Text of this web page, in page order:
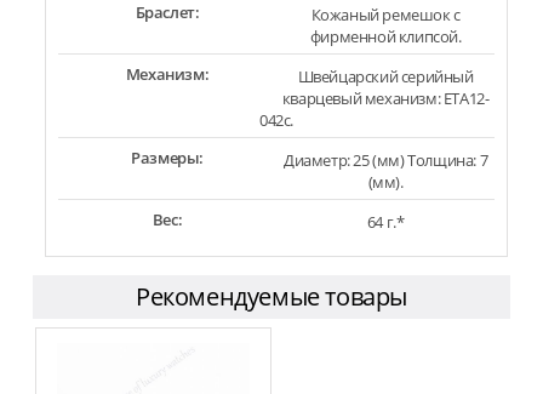
Браслет:
Кожаный ремешок с
фирменной клипсой.
Механизм:
Швейцарский серийный
кварцевый механизм: ETA12-
042c.
Размеры:
Диаметр: 25 (мм) Толщина: 7
(мм).
Вес:
64 г.*
Рекомендуемые товары